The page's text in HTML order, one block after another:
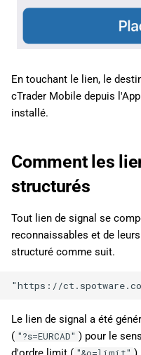
En touchant le lien, le
cTrader Mobile depuis
installé.
Comment les
structurés
Tout lien de signal se
reconnaissables et de
structuré comme suit.
Le lien de signal a été
( "?s=EURCAD" ) pour le